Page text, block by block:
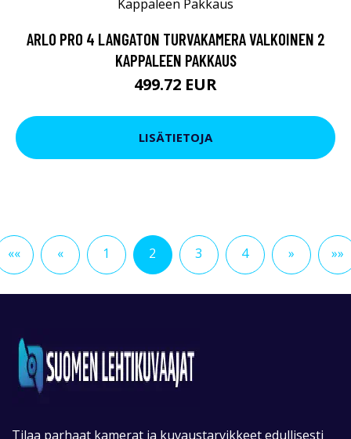
ARLO PRO 4 LANGATON TURVAKAMERA VALKOINEN 2
KAPPALEEN PAKKAUS
499.72 EUR
LISÄTIETOJA
«« « 1 2 3 4 » »»
Tilaa parhaat kamerat ja kuvaustarvikkeet edullisesti